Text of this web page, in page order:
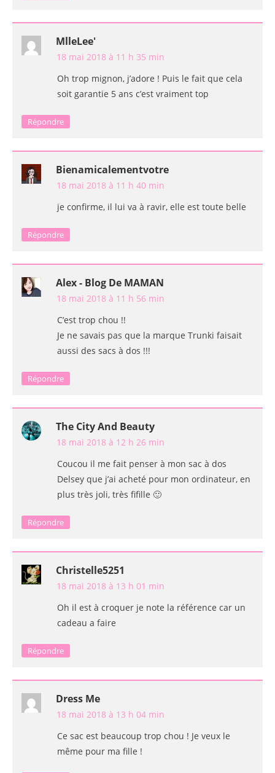
MlleLee'
18 mai 2018 à 11 h 35 min
Oh trop mignon, j’adore ! Puis le fait que cela
soit garantie 5 ans c’est vraiment top
Répondre
Bienamicalementvotre
18 mai 2018 à 11 h 40 min
je confirme, il lui va à ravir, elle est toute belle
Répondre
Alex - Blog De MAMAN
18 mai 2018 à 11 h 56 min
C’est trop chou !!
Je ne savais pas que la marque Trunki faisait
aussi des sacs à dos !!!
Répondre
The City And Beauty
18 mai 2018 à 12 h 26 min
Coucou il me fait penser à mon sac à dos
Delsey que j’ai acheté pour mon ordinateur, en
plus très joli, très fifille 🙂
Répondre
Christelle5251
18 mai 2018 à 13 h 01 min
Oh il est à croquer je note la référence car un
cadeau a faire
Répondre
Dress Me
18 mai 2018 à 13 h 04 min
Ce sac est beaucoup trop chou ! Je veux le
même pour ma fille !